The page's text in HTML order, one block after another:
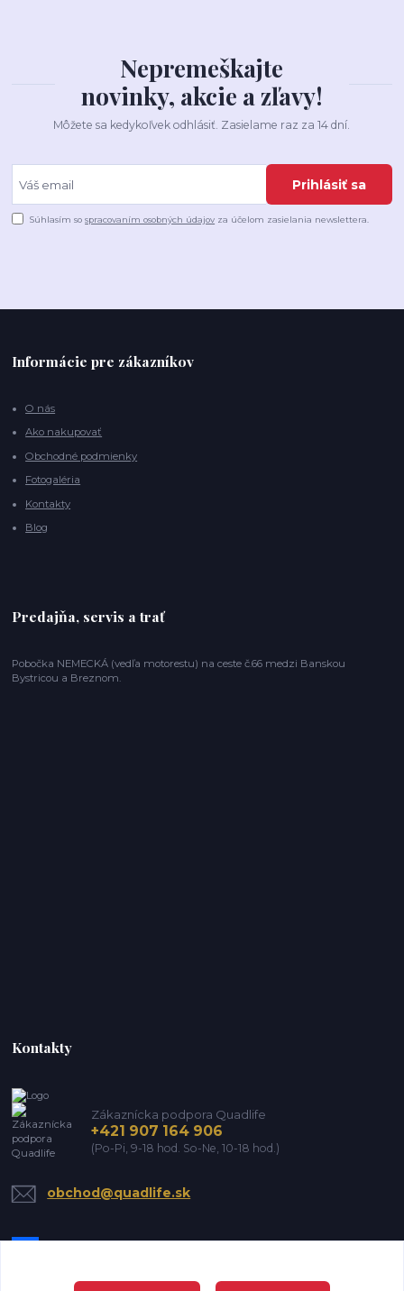
Nepremeškajte
novinky, akcie a zľavy!
Môžete sa kedykoľvek odhlásiť. Zasielame raz za 14 dní.
Prihlásiť sa
Súhlasím sospracovaním osobných údajov za účelom zasielania newslettera.
Informácie pre zákazníkov
O nás
Ako nakupovať
Obchodné podmienky
Fotogaléria
Kontakty
Blog
Predajňa, servis a trať
Pobočka NEMECKÁ (vedľa motorestu) na ceste č.66 medzi Banskou
Bystricou a Breznom.
Kontakty
Zákaznícka podpora Quadlife
+421 907 164 906
(Po-Pi, 9-18 hod. So-Ne, 10-18 hod.)
obchod@quadlife.sk